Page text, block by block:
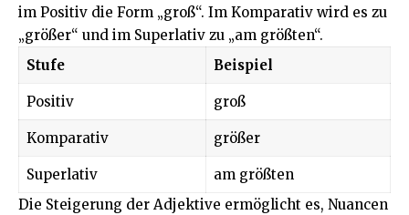
im Positiv die Form „groß“. Im Komparativ wird es zu
„größer“ und im Superlativ zu „am größten“.
Stufe
Beispiel
Positiv groß
Komparativ größer
Superlativ
am größten
Die Steigerung der Adjektive ermöglicht es, Nuancen